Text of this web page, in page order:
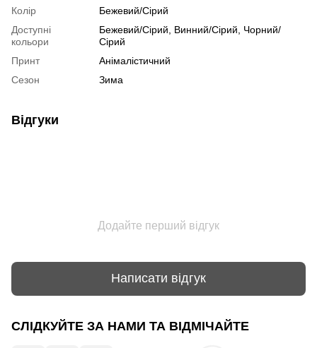
Колір
Бежевий/Сірий
Доступні
кольори
Бежевий/Сірий, Винний/Сірий, Чорний/
Сірий
Принт
Анімалістичний
Сезон
Зима
Відгуки
Додайте перший відгук
Написати відгук
СЛІДКУЙТЕ ЗА НАМИ ТА ВІДМІЧАЙТЕ